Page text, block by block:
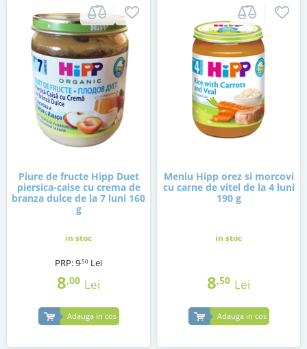
Piure de fructe Hipp Duet
piersica-caise cu crema de
branza dulce de la 7 luni 160
g
in stoc
PRP:9,50 Lei
8,00 Lei
Adauga in cos
Meniu Hipp orez si morcovi
cu carne de vitel de la 4 luni
190 g
in stoc
8,50 Lei
Adauga in cos